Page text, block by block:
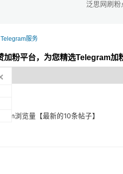
泛思网刷粉
Telegram服务
加粉平台，为您精选Telegram加
浏览量【最新的10条帖子】